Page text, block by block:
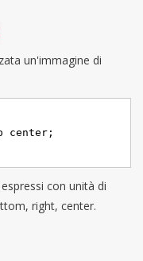
un'immagine di
center;
con unità di
right, center.